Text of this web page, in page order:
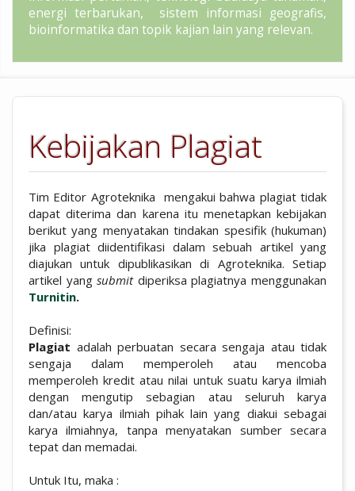
energi terbarukan, sistem informasi geografis,
bioinformatika dan topik kajian lain yang relevan.
Kebijakan Plagiat
Tim Editor Agroteknika mengakui bahwa plagiat tidak
dapat diterima dan karena itu menetapkan kebijakan
berikut yang menyatakan tindakan spesifik (hukuman)
jika plagiat diidentifikasi dalam sebuah artikel yang
diajukan untuk dipublikasikan di Agroteknika. Setiap
artikel yangsubmitdiperiksa plagiatnya menggunakan
Turnitin.
Definisi:
Plagiat adalah perbuatan secara sengaja atau tidak
sengaja dalam memperoleh atau mencoba
memperoleh kredit atau nilai untuk suatu karya ilmiah
dengan mengutip sebagian atau seluruh karya
dan/atau karya ilmiah pihak lain yang diakui sebagai
karya ilmiahnya, tanpa menyatakan sumber secara
tepat dan memadai.
Untuk Itu, maka :